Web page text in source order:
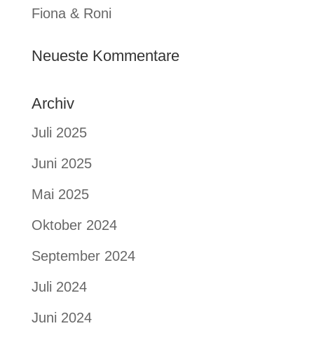
Fiona & Roni
Neueste Kommentare
Archiv
Juli 2025
Juni 2025
Mai 2025
Oktober 2024
September 2024
Juli 2024
Juni 2024